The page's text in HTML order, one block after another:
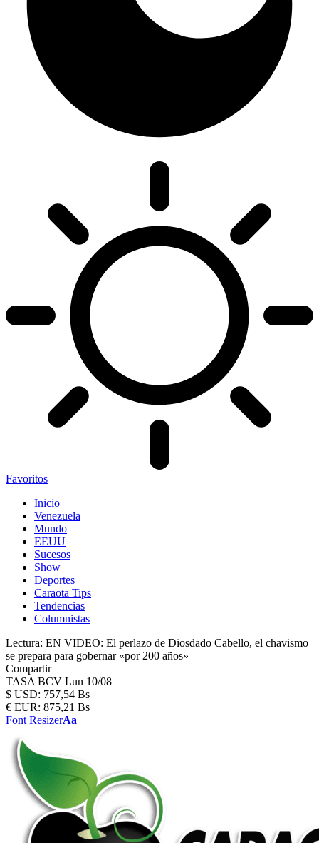
Favoritos
Inicio
Venezuela
Mundo
EEUU
Sucesos
Show
Deportes
Caraota Tips
Tendencias
Columnistas
Lectura: EN VIDEO: El perlazo de Diosdado Cabello, el chavismo
se prepara para gobernar «por 200 años»
Compartir
TASA BCV Lun 10/08
$ USD: 757,54 Bs
€ EUR: 875,21 Bs
Font ResizerAa